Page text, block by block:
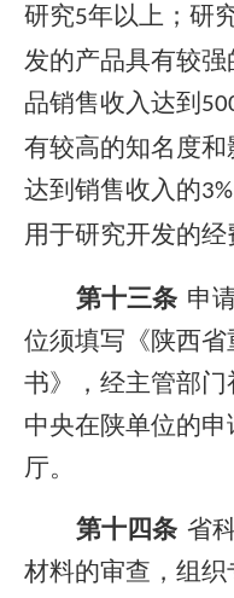
研究5年以上；研
发的产品具有较
品销售收入达到
有较高的知名度
达到销售收入的3%
用于研究开发的
第十三条 申
位须填写《陕西
书》，经主管部门
中央在陕单位的
厅。
第十四条 省
材料的审查，组